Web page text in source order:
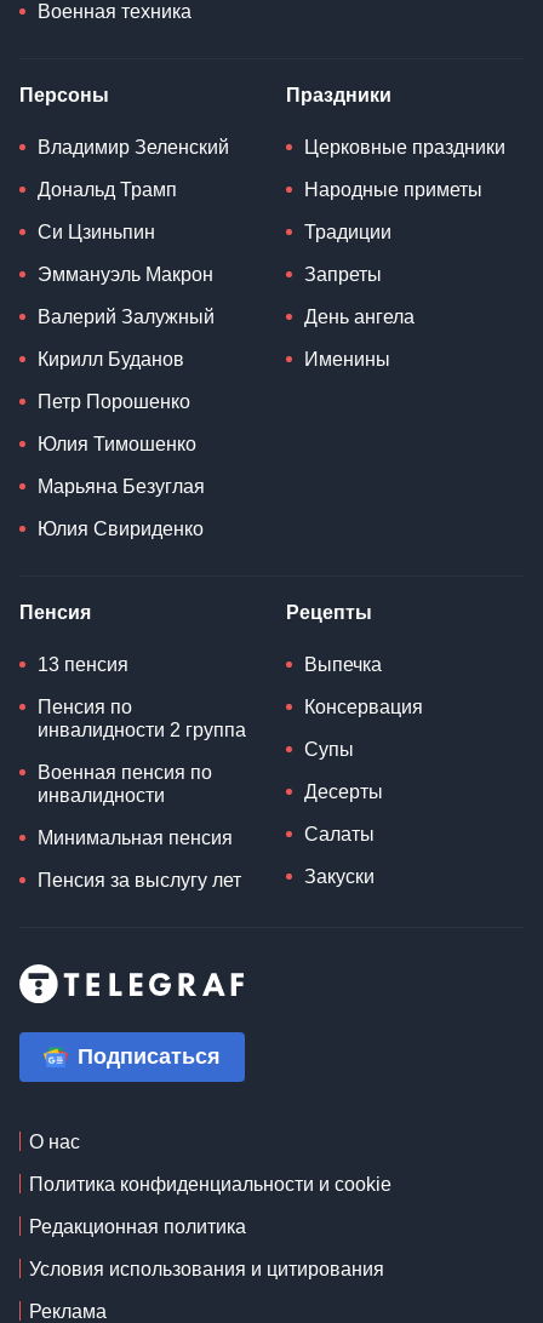
Военная техника
Персоны
Владимир Зеленский
Дональд Трамп
Си Цзиньпин
Эммануэль Макрон
Валерий Залужный
Кирилл Буданов
Петр Порошенко
Юлия Тимошенко
Марьяна Безуглая
Юлия Свириденко
Праздники
Церковные праздники
Народные приметы
Традиции
Запреты
День ангела
Именины
Пенсия
13 пенсия
Пенсия по
инвалидности 2 группа
Военная пенсия по
инвалидности
Минимальная пенсия
Пенсия за выслугу лет
Рецепты
Выпечка
Консервация
Супы
Десерты
Салаты
Закуски
Подписаться
О нас
Политика конфиденциальности и cookie
Редакционная политика
Условия использования и цитирования
Реклама